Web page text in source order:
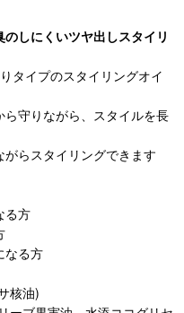
しにくいツヤ出しスタイリ
タイプのスタイリングオイ
守りながら、スタイルを長
らスタイリングできます
る方
なる方
核油)